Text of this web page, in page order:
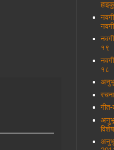
हाइकु
१९
१८